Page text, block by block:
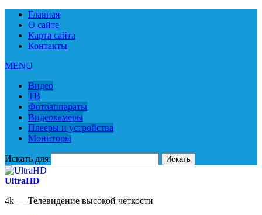
Главная
О сайте
Карта сайта
Контакты
MENU
Видео
ТВ
Фотоаппараты
Видеокамеры
Плееры и устройства
Мониторы
Искать для:
UltraHD
4k — Телевидение высокой четкости